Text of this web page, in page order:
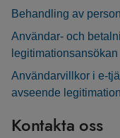
Behandling av
Användar- och
legitimationsansökan
Användarvillkor i e-
avseende legitimation
Kontakta oss